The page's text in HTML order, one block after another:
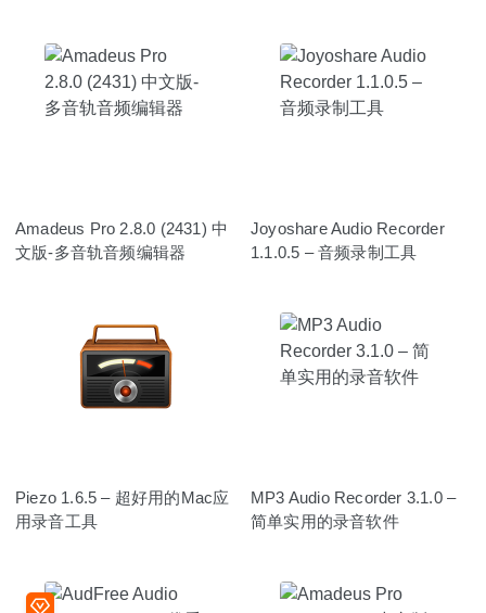
Amadeus Pro 2.8.0 (2431) 中
文版-多音轨音频编辑器
Joyoshare Audio Recorder
1.1.0.5 – 音频录制工具
Piezo 1.6.5 – 超好用的Mac应
用录音工具
MP3 Audio Recorder 3.1.0 –
简单实用的录音软件